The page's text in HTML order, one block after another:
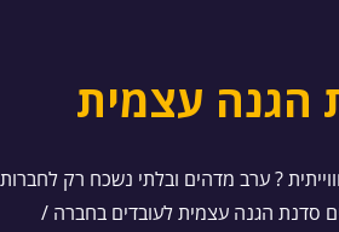
הגנה עצמית
? ערב מדהים ובלתי נשכח רק לחברות
סדנת הגנה עצמית לעובדים בחברה /